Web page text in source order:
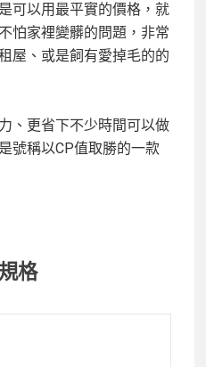
可以用最平實的價格，就
怕家裡變髒的問題，非常
屋、或是飼有愛掉毛的的
、更省下不少時間可以做
號稱以CP值取勝的一款
格